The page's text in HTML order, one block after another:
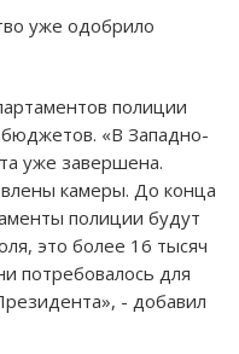
уже одобрило
полиции
«В Западно-
уже завершена.
камеры. До конца
полиции будут
это более 16 тысяч
потребовалось для
- добавил